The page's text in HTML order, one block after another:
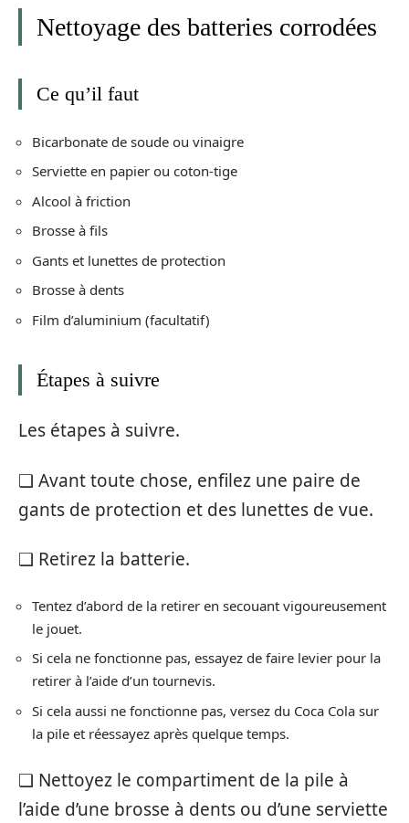
Nettoyage des batteries corrodées
Ce qu’il faut
Bicarbonate de soude ou vinaigre
Serviette en papier ou coton-tige
Alcool à friction
Brosse à fils
Gants et lunettes de protection
Brosse à dents
Film d’aluminium (facultatif)
Étapes à suivre
Les étapes à suivre.
❑ Avant toute chose, enfilez une paire de
gants de protection et des lunettes de vue.
❑ Retirez la batterie.
Tentez d’abord de la retirer en secouant vigoureusement
le jouet.
Si cela ne fonctionne pas, essayez de faire levier pour la
retirer à l’aide d’un tournevis.
Si cela aussi ne fonctionne pas, versez du Coca Cola sur
la pile et réessayez après quelque temps.
❑ Nettoyez le compartiment de la pile à
l’aide d’une brosse à dents ou d’une serviette